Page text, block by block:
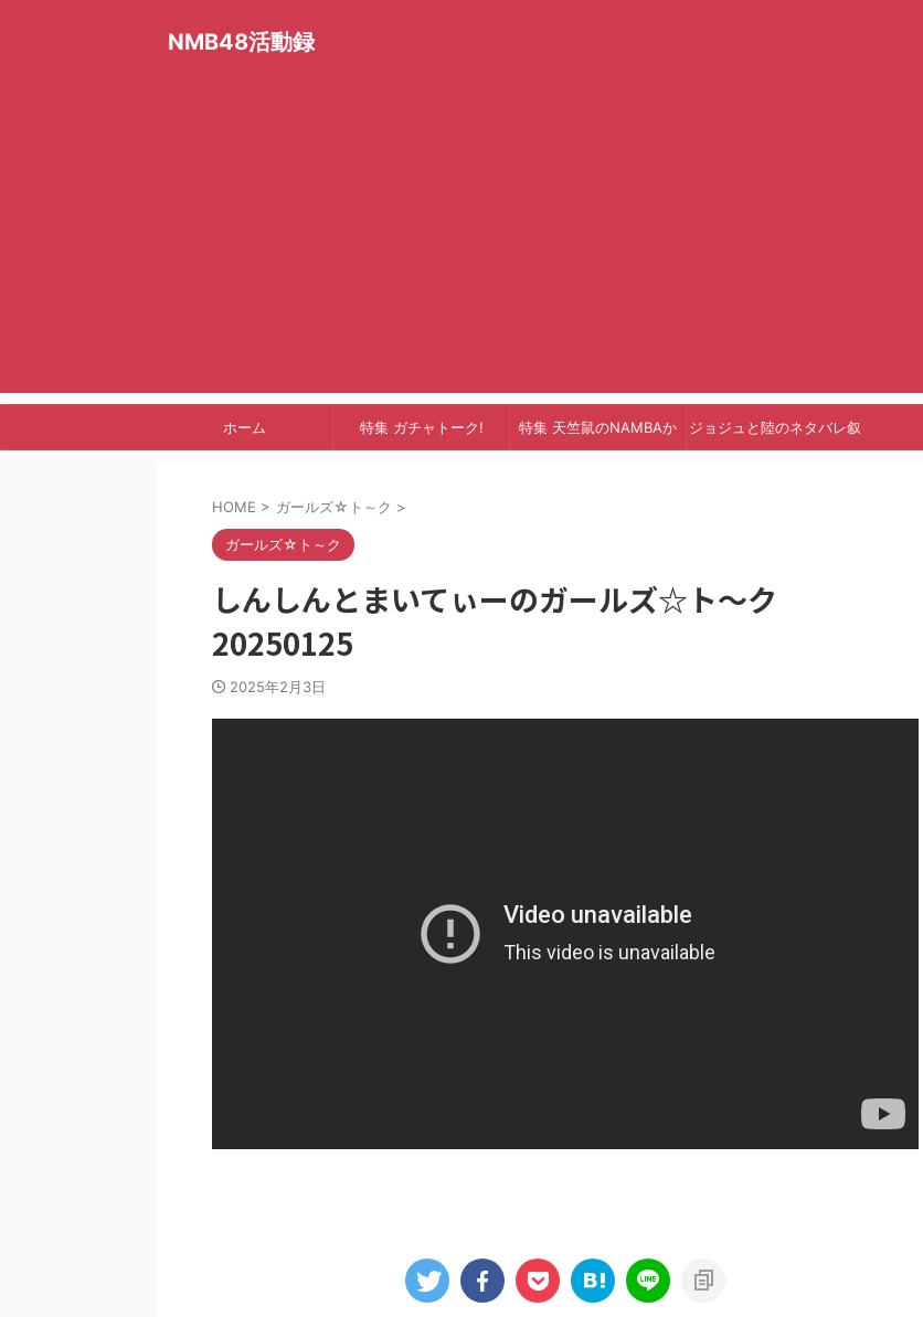
NMB48活動録
ホーム 特集 ガチャトーク! 特集 天竺鼠のNAMBAか ジョジュと陸のネタバレ叙
HOME > ガールズ☆ト～ク >
ガールズ☆ト～ク
しんしんとまいてぃーのガールズ☆ト～ク
20250125
2025年2月3日